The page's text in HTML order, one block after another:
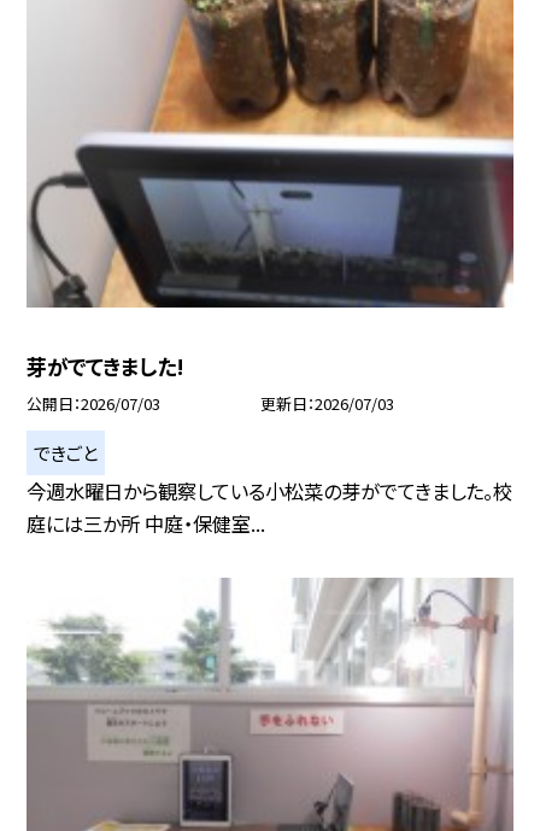
芽がでてきました!
公開日 2026/07/03 更新日 2026/07/03
できごと
今週水曜日から観察している小松菜の芽がでてきました。校
庭には三か所 中庭・保健室...